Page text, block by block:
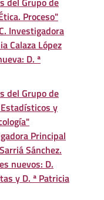
Proceso"
Investigadora
Calaza López
D. ª
del Grupo de
y
Principal
Sánchez.
nuevos: D.
y D. ª Patricia